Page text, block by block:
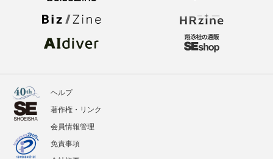
ヘルプ
著作権・リンク
会員情報管理
免責事項